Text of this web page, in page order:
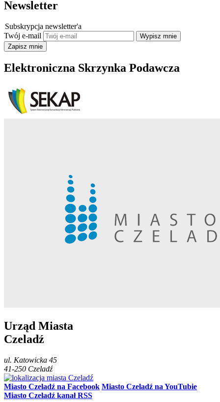
Newsletter
Subskrypcja newsletter'a
Twój e-mail
Elektroniczna Skrzynka Podawcza
Urząd Miasta
Czeladź
ul. Katowicka 45
41-250 Czeladź
Miasto Czeladź na Facebook Miasto Czeladź na YouTubie
Miasto Czeladź kanał RSS